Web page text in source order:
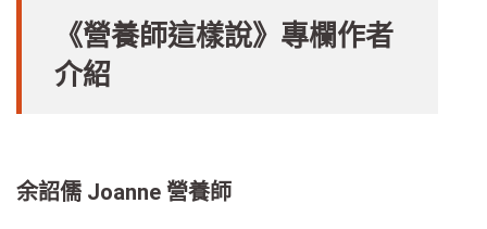
《營養師這樣說》專欄作者
介紹
余詔儒 Joanne 營養師